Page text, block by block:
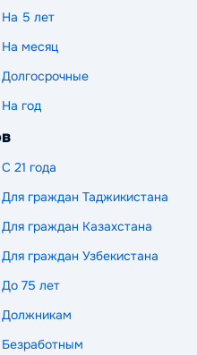
На 5 лет
На месяц
Долгосрочные
На год
С 21 года
Для граждан Таджикистана
Для граждан Казахстана
Для граждан Узбекистана
До 75 лет
Должникам
Безработным